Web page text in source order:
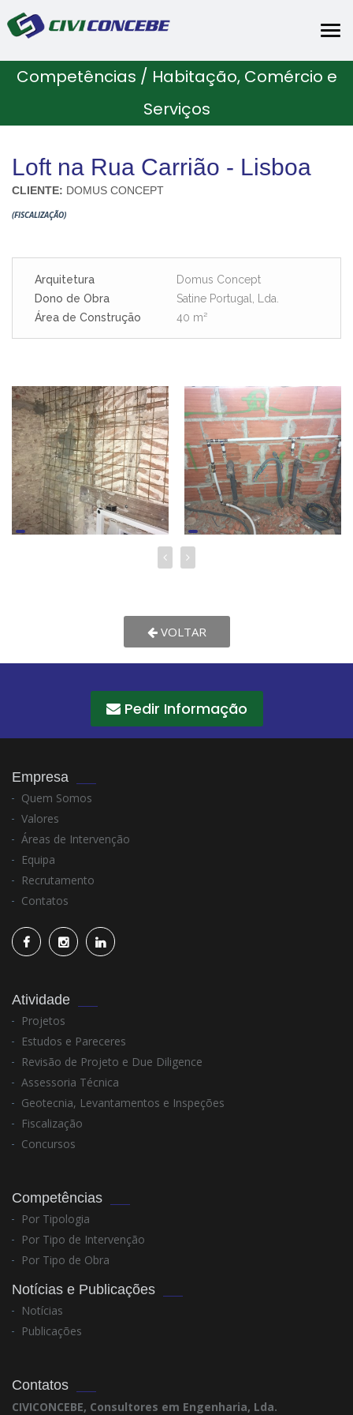
Competências / Habitação, Comércio e
Serviços
Loft na Rua Carrião - Lisboa
CLIENTE: DOMUS CONCEPT
(FISCALIZAÇÃO)
Arquitetura
Domus Concept
Dono de Obra
Satine Portugal, Lda.
Área de Construção
40 m²
VOLTAR
Pedir Informação
Empresa
Quem Somos
Valores
Áreas de Intervenção
Equipa
Recrutamento
Contatos
Atividade
Projetos
Estudos e Pareceres
Revisão de Projeto e Due Diligence
Assessoria Técnica
Geotecnia, Levantamentos e Inspeções
Fiscalização
Concursos
Competências
Por Tipologia
Por Tipo de Intervenção
Por Tipo de Obra
Notícias e Publicações
Notícias
Publicações
Contatos
CIVICONCEBE, Consultores em Engenharia, Lda.